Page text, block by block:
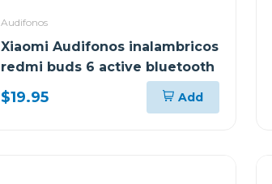
Audifonos
Xiaomi Audifonos inalambricos
redmi buds 6 active bluetooth
$19.95 Add